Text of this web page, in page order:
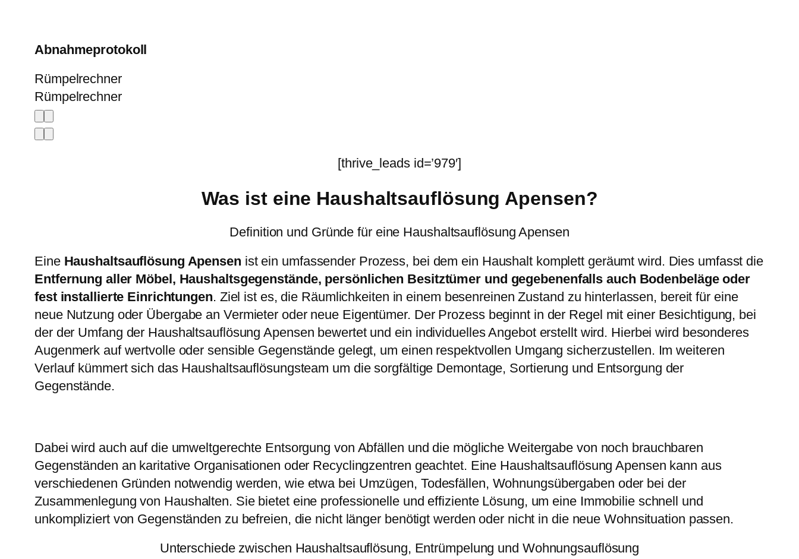
Abnahmeprotokoll
Rümpelrechner
Rümpelrechner
[thrive_leads id=’979′]
Was ist eine Haushaltsauflösung Apensen?
Definition und Gründe für eine Haushaltsauflösung Apensen
Eine Haushaltsauflösung Apensen ist ein umfassender Prozess, bei dem ein Haushalt komplett geräumt wird. Dies umfasst die
Entfernung aller Möbel, Haushaltsgegenstände, persönlichen Besitztümer und gegebenenfalls auch Bodenbeläge oder
fest installierte Einrichtungen. Ziel ist es, die Räumlichkeiten in einem besenreinen Zustand zu hinterlassen, bereit für eine
neue Nutzung oder Übergabe an Vermieter oder neue Eigentümer. Der Prozess beginnt in der Regel mit einer Besichtigung, bei
der der Umfang der Haushaltsauflösung Apensen bewertet und ein individuelles Angebot erstellt wird. Hierbei wird besonderes
Augenmerk auf wertvolle oder sensible Gegenstände gelegt, um einen respektvollen Umgang sicherzustellen. Im weiteren
Verlauf kümmert sich das Haushaltsauflösungsteam um die sorgfältige Demontage, Sortierung und Entsorgung der
Gegenstände.
Dabei wird auch auf die umweltgerechte Entsorgung von Abfällen und die mögliche Weitergabe von noch brauchbaren
Gegenständen an karitative Organisationen oder Recyclingzentren geachtet. Eine Haushaltsauflösung Apensen kann aus
verschiedenen Gründen notwendig werden, wie etwa bei Umzügen, Todesfällen, Wohnungsübergaben oder bei der
Zusammenlegung von Haushalten. Sie bietet eine professionelle und effiziente Lösung, um eine Immobilie schnell und
unkompliziert von Gegenständen zu befreien, die nicht länger benötigt werden oder nicht in die neue Wohnsituation passen.
Unterschiede zwischen Haushaltsauflösung, Entrümpelung und Wohnungsauflösung